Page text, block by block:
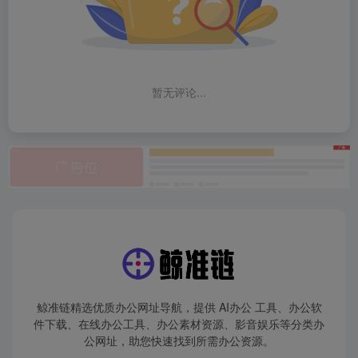
暂无评论...
鲸准链精选优质办公网址导航，提供 AI办公 工具、办公软
件下载、在线办公工具、办公素材资源、影音娱乐等分类办
公网址，助您快速找到所需办公资源。